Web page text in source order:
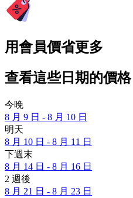
用會員價省更多
查看這些日期的價格
今晚
8 月 9 日 - 8 月 10 日
明天
8 月 10 日 - 8 月 11 日
下週末
8 月 14 日 - 8 月 16 日
2 週後
8 月 21 日 - 8 月 23 日